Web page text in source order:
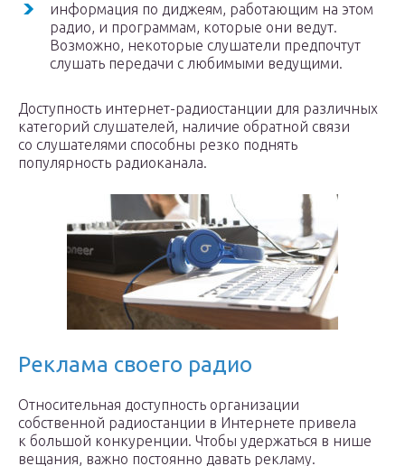
информация по диджеям, работающим на этом
радио, и программам, которые они ведут.
Возможно, некоторые слушатели предпочтут
слушать передачи с любимыми ведущими.
Доступность интернет-радиостанции для различных
категорий слушателей, наличие обратной связи
со слушателями способны резко поднять
популярность радиоканала.
Реклама своего радио
Относительная доступность организации
собственной радиостанции в Интернете привела
к большой конкуренции. Чтобы удержаться в нише
вещания, важно постоянно давать рекламу.